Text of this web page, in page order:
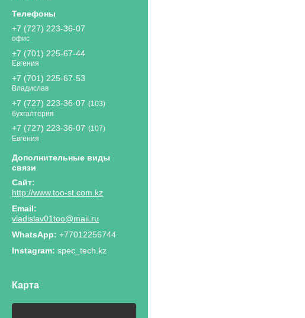
+7 (727) 223-36-07
офис
+7 (701) 225-67-44
Евгения
+7 (701) 225-67-53
Владислав
+7 (727) 223-36-07
103
бухгалтерия
+7 (727) 223-36-07
107
Евгения
http://www.too-st.com.kz
vladislav01too@mail.ru
+77012256744
Instagram spec_tech.kz
Карта